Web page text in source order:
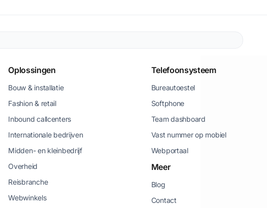
Oplossingen
Bouw & installatie
Fashion & retail
Inbound callcenters
Internationale bedrijven
Midden- en kleinbedrijf
Overheid
Reisbranche
Webwinkels
Telefoonsysteem
Bureautoestel
Softphone
Team dashboard
Vast nummer op mobiel
Webportaal
Meer
Blog
Contact